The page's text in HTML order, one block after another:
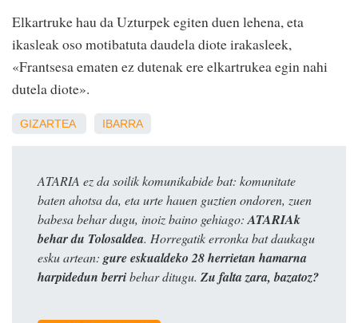
Elkartruke hau da Uzturpek egiten duen lehena, eta
ikasleak oso motibatuta daudela diote irakasleek,
«Frantsesa ematen ez dutenak ere elkartrukea egin nahi
dutela diote».
GIZARTEA IBARRA
ATARIA ez da soilik komunikabide bat: komunitate
baten ahotsa da, eta urte hauen guztien ondoren, zuen
babesa behar dugu, inoiz baino gehiago: ATARIAk
behar du Tolosaldea. Horregatik erronka bat daukagu
esku artean: gure eskualdeko 28 herrietan hamarna
harpidedun berribehar ditugu. Zu falta zara, bazatoz?